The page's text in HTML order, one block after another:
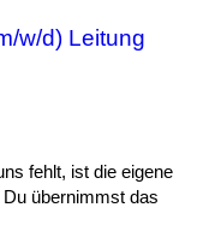
w/d) Leitung
fehlt, ist die eigene
übernimmst das